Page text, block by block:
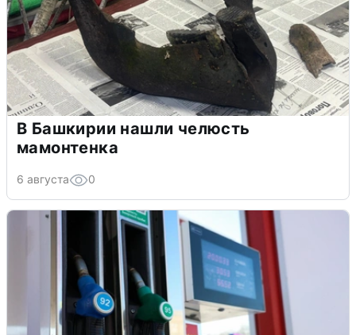
В Башкирии нашли челюсть
мамонтенка
6 августа 0